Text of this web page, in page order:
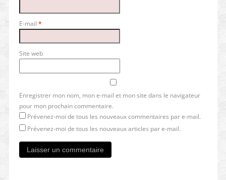
E-mail *
Site web
Enregistrer mon nom, mon e-mail et mon site dans le navigateur
pour mon prochain commentaire.
Prévenez-moi de tous les nouveaux commentaires par e-mail.
Prévenez-moi de tous les nouveaux articles par e-mail.